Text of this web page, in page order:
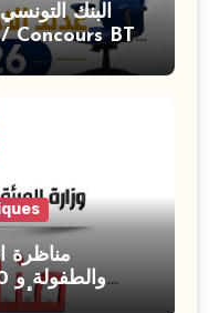
البنك
بوزارة